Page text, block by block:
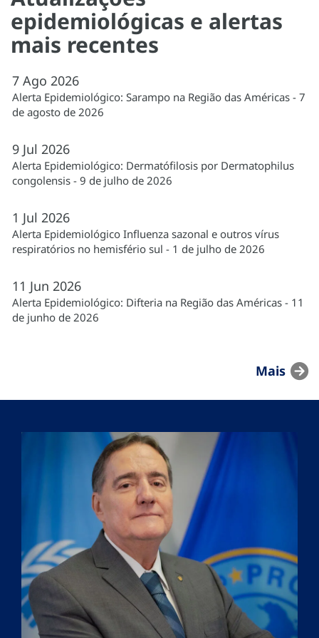
epidemiológicas e alertas
mais recentes
7 Ago 2026
Alerta Epidemiológico: Sarampo na Região das Américas - 7
de agosto de 2026
9 Jul 2026
Alerta Epidemiológico: Dermatófilosis por Dermatophilus
congolensis - 9 de julho de 2026
1 Jul 2026
Alerta Epidemiológico Influenza sazonal e outros vírus
respiratórios no hemisfério sul - 1 de julho de 2026
11 Jun 2026
Alerta Epidemiológico: Difteria na Região das Américas - 11
de junho de 2026
Mais